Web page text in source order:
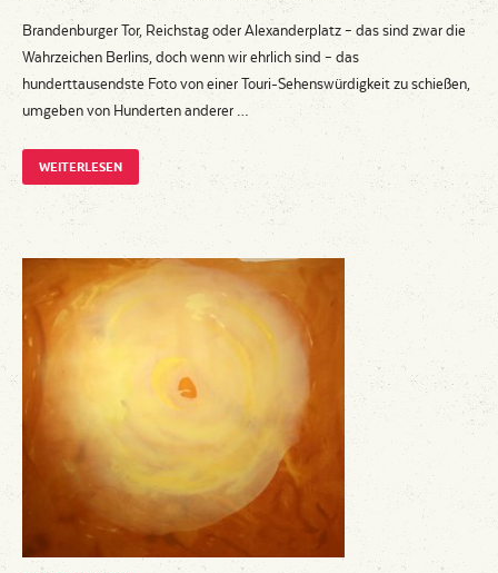
Brandenburger Tor, Reichstag oder Alexanderplatz – das sind zwar die
Wahrzeichen Berlins, doch wenn wir ehrlich sind – das
hunderttausendste Foto von einer Touri-Sehenswürdigkeit zu schießen,
umgeben von Hunderten anderer …
WEITERLESEN